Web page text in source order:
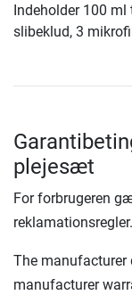
Indeholder 100
slibeklud, 3
plejesæt
For forbrugeren
reklamationsregler.
The manufacturer
manufacturer